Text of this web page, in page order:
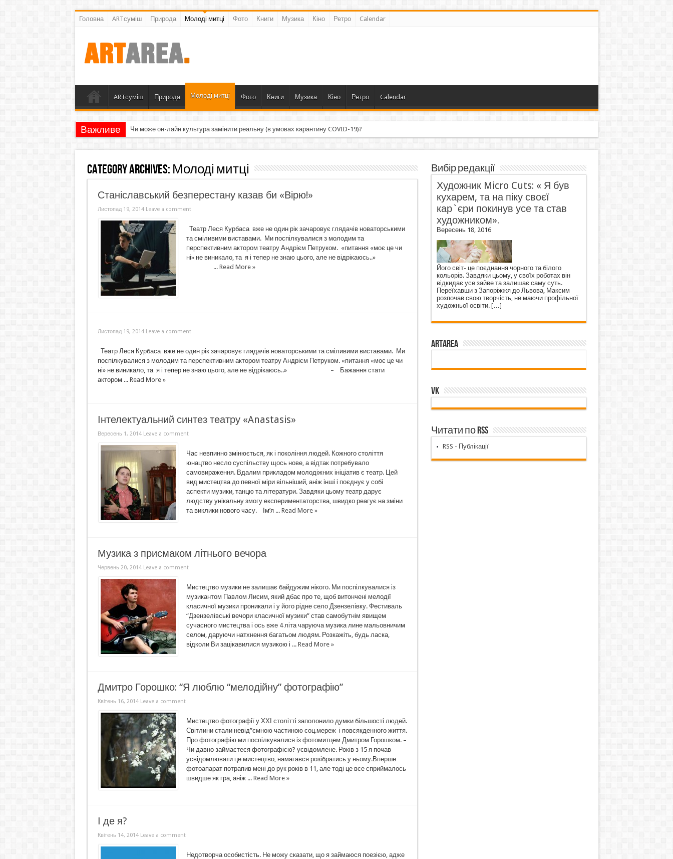
Головна ARTсуміш Природа Молоді митці Фото Книги Музика Кіно Ретро Calendar
ARTсуміш Природа Молоді митці Фото Книги Музика Кіно Ретро Calendar
Важливе Чи може он-лайн культура замінити реальну (в умовах карантину COVID-19)?
Category Archives: Молоді митці
Станіславський безперестану казав би «Вірю!»
Листопад 19, 2014 Leave a comment
Театр Леся Курбаса вже не один рік зачаровує глядачів новаторськими
та сміливими виставами. Ми поспілкувалися з молодим та
перспективним актором театру Андрієм Петруком. «питання «моє це чи
ні» не виникало, та я і тепер не знаю цього, але не відрікаюсь..»
... Read More »
Листопад 19, 2014 Leave a comment
Театр Леся Курбаса вже не один рік зачаровує глядачів новаторськими та сміливими виставами. Ми
поспілкувалися з молодим та перспективним актором театру Андрієм Петруком. «питання «моє це чи
ні» не виникало, та я і тепер не знаю цього, але не відрікаюсь..» – Бажання стати
актором ... Read More »
Інтелектуальний синтез театру «Anastasis»
Вересень 1, 2014 Leave a comment
Час невпинно змінюється, як і покоління людей. Кожного століття
юнацтво несло суспільству щось нове, а відтак потребувало
самовираження. Вдалим прикладом молодіжних ініціатив є театр. Цей
вид мистецтва до певної міри вільніший, аніж інші і поєднує у собі
аспекти музики, танцю та літератури. Завдяки цьому театр дарує
людству унікальну змогу експериментаторства, швидко реагує на зміни
та виклики нового часу. Ім’я ... Read More »
Музика з присмаком літнього вечора
Червень 20, 2014 Leave a comment
Мистецтво музики не залишає байдужим нікого. Ми поспілкувалися із
музикантом Павлом Лисим, який дбає про те, щоб витончені мелодії
класичної музики проникали і у його рідне село Дзензелівку. Фестиваль
“Дзензелівські вечори класичної музики” став самобутнім явищем
сучасного мистецтва і ось вже 4 літа чаруюча музика лине мальовничим
селом, даруючи натхнення багатьом людям. Розкажіть, будь ласка,
відколи Ви зацікавилися музикою і ... Read More »
Дмитро Горошко: “Я люблю “мелодійну” фотографію”
Квітень 16, 2014 Leave a comment
Мистецтво фотографії у ХХІ столітті заполонило думки більшості людей.
Світлини стали невід”ємною частиною соц.мереж і повсякденного життя.
Про фотографію ми поспілкувалися із фотомитцем Дмитром Горошком. –
Чи давно займаєтеся фотографією? усвідомлене. Років з 15 я почав
усвідомлювати це мистецтво, намагався розібратись у ньому.Вперше
фотоапарат потрапив мені до рук років в 11, але тоді це все сприймалось
швидше як гра, аніж ... Read More »
І де я?
Квітень 14, 2014 Leave a comment
Недотворча особистість. Не можу сказати, що я займаюся поезією, адже
Вибір редакції
Художник Micro Cuts: « Я був
кухарем, та на піку своєї
кар`єри покинув усе та став
художником».
Вересень 18, 2016
Його світ- це поєднання чорного та білого
кольорів. Завдяки цьому, у своїх роботах він
відкидає усе зайве та залишає саму суть.
Переїхавши з Запоріжжя до Львова, Максим
розпочав свою творчість, не маючи профільної
художньої освіти. […]
ArtArea
VK
Читати по RSS
RSS - Публікації